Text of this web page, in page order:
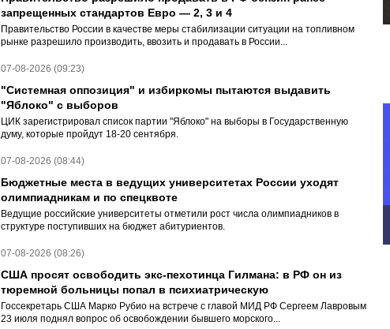
запрещенных стандартов Евро — 2, 3 и 4
Правительство России в качестве меры стабилизации ситуации на топливном
рынке разрешило производить, ввозить и продавать в России...
07-08-2026 (09:23)
"Системная оппозиция" и избиркомы пытаются выдавить
"Яблоко" с выборов
ЦИК зарегистрировал список партии "Яблоко" на выборы в Государственную
думу, которые пройдут 18-20 сентября.
07-08-2026 (08:44)
Бюджетные места в ведущих университетах России уходят
олимпиадникам и по спецквоте
Ведущие российские университеты отметили рост числа олимпиадников в
структуре поступивших на бюджет абитуриентов.
07-08-2026 (08:26)
США просят освободить экс-пехотинца Гилмана: в РФ он из
тюремной больницы попал в психиатрическую
Госсекретарь США Марко Рубио на встрече с главой МИД РФ Сергеем Лавровым
23 июля поднял вопрос об освобождении бывшего морского...